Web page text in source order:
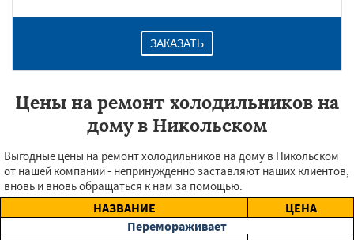
ЗАКАЗАТЬ
Цены на ремонт холодильников на
дому в Никольском
Выгодные цены на ремонт холодильников на дому в Никольском
от нашей компании - непринуждённо заставляют наших клиентов,
вновь и вновь обращаться к нам за помощью.
НАЗВАНИЕ
ЦЕНА
Перемораживает